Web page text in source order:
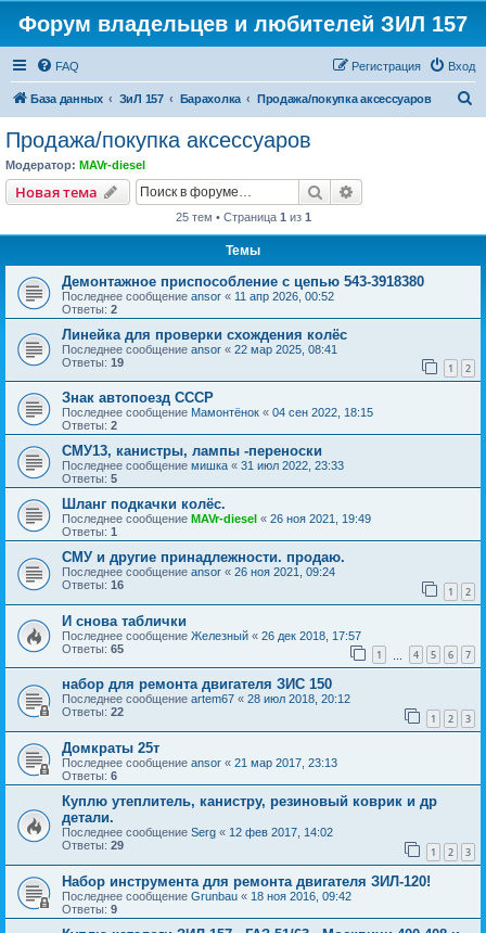
Форум владельцев и любителей ЗИЛ 157
FAQ Вход
Регистрация
База данных ЗиЛ 157 Барахолка Продажа/покупка аксессуаров
Продажа/покупка аксессуаров
Модератор: MAVr-diesel
Новая тема Поиск
25 тем • Страница 1 из 1
Темы
Демонтажное приспособление с цепью 543-3918380
Последнее сообщение ansor « 11 апр 2026, 00:52
Ответы: 2
Линейка для проверки схождения колёс
Последнее сообщение ansor « 22 мар 2025, 08:41
Ответы: 19 1 2
Знак автопоезд СССР
Последнее сообщение Мамонтёнок « 04 сен 2022, 18:15
Ответы: 2
СМУ13, канистры, лампы -переноски
Последнее сообщение мишка « 31 июл 2022, 23:33
Ответы: 5
Шланг подкачки колёс.
Последнее сообщение MAVr-diesel « 26 ноя 2021, 19:49
Ответы: 1
СМУ и другие принадлежности. продаю.
Последнее сообщение ansor « 26 ноя 2021, 09:24
Ответы: 16 1 2
И снова таблички
Последнее сообщение Железный « 26 дек 2018, 17:57
Ответы: 65 1 4 5 6 7
набор для ремонта двигателя ЗИС 150
Последнее сообщение artem67 « 28 июл 2018, 20:12
Ответы: 22 1 2 3
Домкраты 25т
Последнее сообщение ansor « 21 мар 2017, 23:13
Ответы: 6
Куплю утеплитель, канистру, резиновый коврик и др
детали.
Последнее сообщение Serg « 12 фев 2017, 14:02
Ответы: 29 1 2 3
Набор инструмента для ремонта двигателя ЗИЛ-120!
Последнее сообщение Grunbau « 18 ноя 2016, 09:42
Ответы: 9